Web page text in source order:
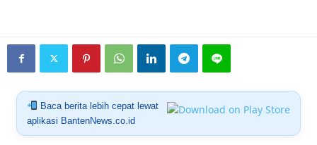
Baca berita lebih cepat lewat
aplikasi BantenNews.co.id